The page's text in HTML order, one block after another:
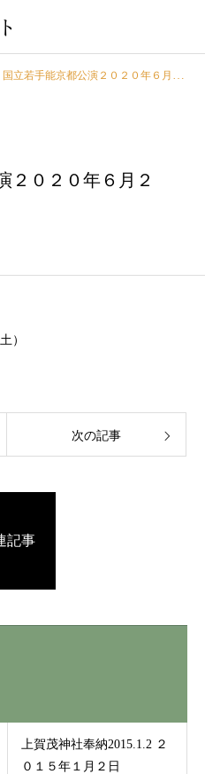
国立若手能京都公演２０２０年６月２７日（土）→中止
２０２０年６月２
）
次の記事
記事
上賀茂神社奉納2015.1.2 ２
０１５年１月２日